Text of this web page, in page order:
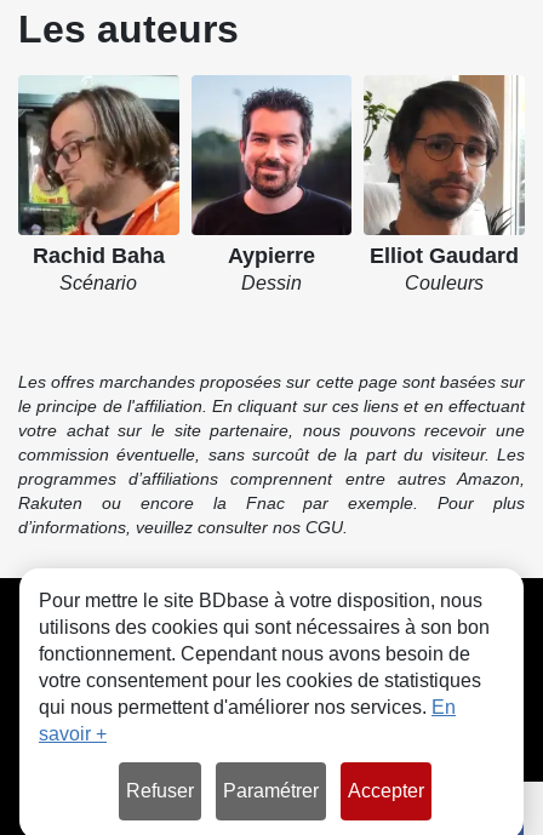
Les auteurs
Rachid Baha
Scénario
Aypierre
Dessin
Elliot Gaudard
Couleurs
Les offres marchandes proposées sur cette page sont basées sur
le principe de l'affiliation. En cliquant sur ces liens et en effectuant
votre achat sur le site partenaire, nous pouvons recevoir une
commission éventuelle, sans surcoût de la part du visiteur. Les
programmes d’affiliations comprennent entre autres Amazon,
Rakuten ou encore la Fnac par exemple. Pour plus
d’informations, veuillez consulter nos CGU.
CGU FAQ Contact Cookies
Pour mettre le site BDbase à votre disposition, nous
utilisons des cookies qui sont nécessaires à son bon
fonctionnement. Cependant nous avons besoin de
votre consentement pour les cookies de statistiques
qui nous permettent d'améliorer nos services. En
savoir +
Refuser Paramétrer Accepter